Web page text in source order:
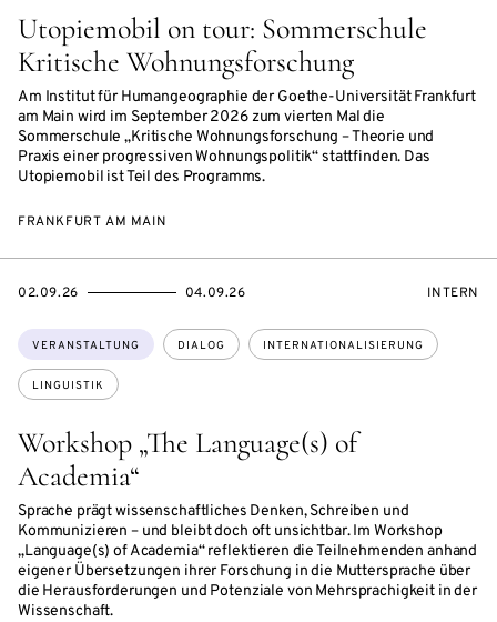
Utopiemobil on tour: Sommerschule
Kritische Wohnungsforschung
Am Institut für Humangeographie der Goethe-Universität Frankfurt
am Main wird im September 2026 zum vierten Mal die
Sommerschule „Kritische Wohnungsforschung – Theorie und
Praxis einer progressiven Wohnungspolitik“ stattfinden. Das
Utopiemobil ist Teil des Programms.
FRANKFURT AM MAIN
Workshop „The Language(s) of
Academia“
Sprache prägt wissenschaftliches Denken, Schreiben und
Kommunizieren – und bleibt doch oft unsichtbar. Im Workshop
„Language(s) of Academia“ reflektieren die Teilnehmenden anhand
eigener Übersetzungen ihrer Forschung in die Muttersprache über
die Herausforderungen und Potenziale von Mehrsprachigkeit in der
Wissenschaft.
Themen:
VERANSTALTUNG DIALOG INTERNATIONALISIERUNG
LINGUISTIK
EVENTBEGINSON
02.09.26
EVENTENDSON 04.09.26 INTERN